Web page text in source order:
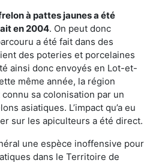
à pattes jaunes a été
en 2004. On peut donc
a été fait dans des
des poteries et porcelaines
ainsi donc envoyés en Lot-et-
même année, la région
connu sa colonisation par un
asiatiques. L’impact qu’a eu
sur les apiculteurs a été direct.
une espèce inoffensive pour
dans le Territoire de